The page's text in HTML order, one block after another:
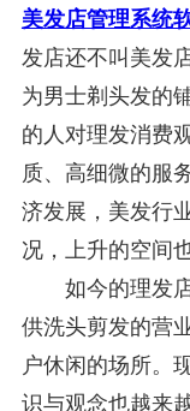
美发店管理系统
发店还不叫美发
为男士剃头发的
的人对理发消费
质、高细微的服
济发展，美发行
况，上升的空间
如今的理发店
供洗头剪发的营
户休闲的场所。
识与观念也越来